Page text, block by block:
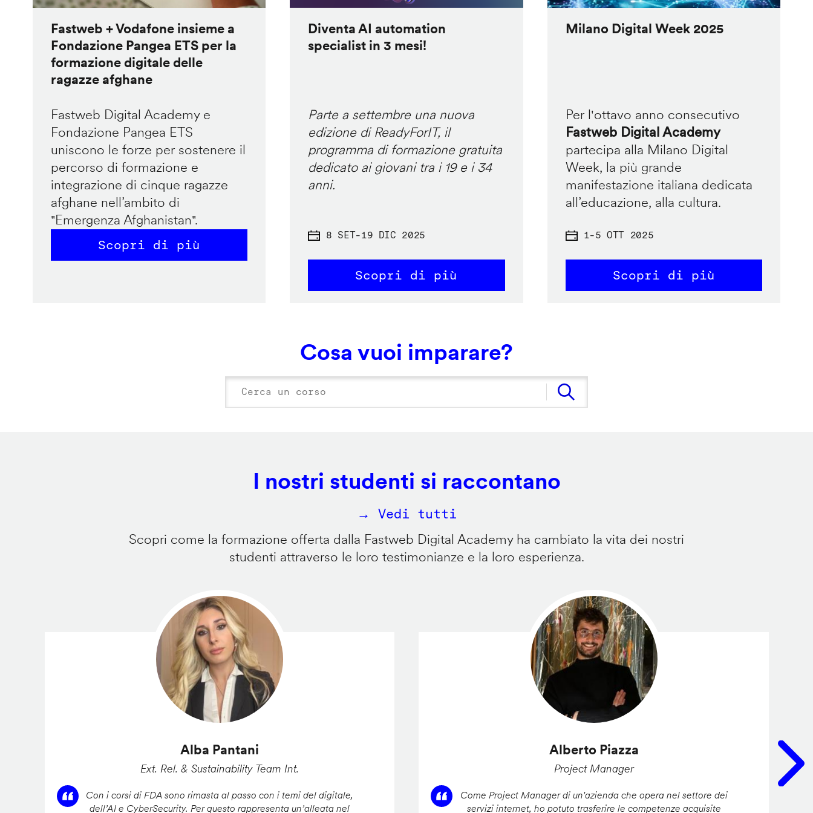
Fastweb + Vodafone insieme a
Fondazione Pangea ETS per la
formazione digitale delle
ragazze afghane
Fastweb Digital Academy e
Fondazione Pangea ETS
uniscono le forze per sostenere il
percorso di formazione e
integrazione di cinque ragazze
afghane nell’ambito di
"Emergenza Afghanistan".
Scopri di più
Diventa AI automation
specialist in 3 mesi!
Parte a settembre una nuova
edizione di ReadyForIT, il
programma di formazione gratuita
dedicato ai giovani tra i 19 e i 34
anni.
8 SET-19 DIC 2025
Scopri di più
Milano Digital Week 2025
Per l'ottavo anno consecutivo
Fastweb Digital Academy
partecipa alla Milano Digital
Week, la più grande
manifestazione italiana dedicata
all’educazione, alla cultura.
1-5 OTT 2025
Scopri di più
Cosa vuoi imparare?
I nostri studenti si raccontano
→ Vedi tutti
Scopri come la formazione offerta dalla Fastweb Digital Academy ha cambiato la vita dei nostri
studenti attraverso le loro testimonianze e la loro esperienza.
Alba Pantani
Ext. Rel. & Sustainability Team Int.
Con i corsi di FDA sono rimasta al passo con i temi del digitale,
dell’AI e CyberSecurity. Per questo rappresenta un’alleata nel
Alberto Piazza
Project Manager
Come Project Manager di un'azienda che opera nel settore dei
servizi internet, ho potuto trasferire le competenze acquisite